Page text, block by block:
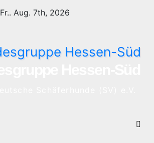
Fr.. Aug. 7th, 2026